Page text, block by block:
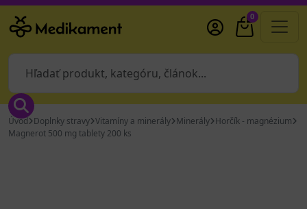
0
Úvod Doplnky stravy Vitamíny a minerály Minerály Horčík - magnézium
Magnerot 500 mg tablety 200 ks